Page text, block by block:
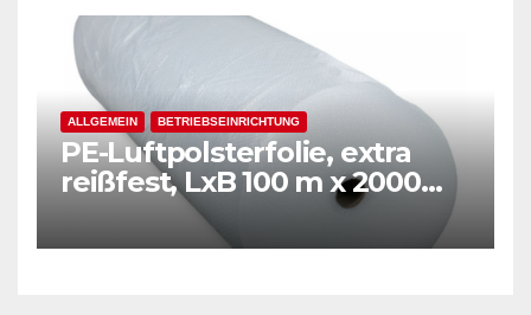
ALLGEMEIN BETRIEBSEINRICHTUNG
PE-Luftpolsterfolie, extra
reißfest, LxB 100 m x 2000
mm, Stärke 50 mµ, 2-Schicht-
Folie, transparent